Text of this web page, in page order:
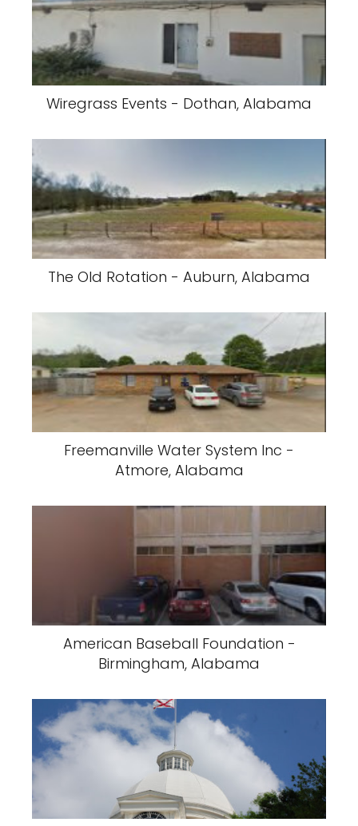
Wiregrass Events - Dothan, Alabama
The Old Rotation - Auburn, Alabama
Freemanville Water System Inc -
Atmore, Alabama
American Baseball Foundation -
Birmingham, Alabama